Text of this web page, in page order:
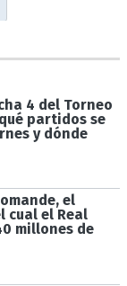
4 del Torneo
partidos se
y dónde
el
cual el Real
millones de